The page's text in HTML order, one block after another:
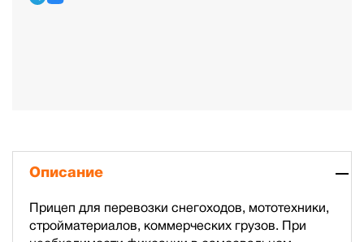
Описание
Прицеп для перевозки снегоходов, мототехники,
стройматериалов, коммерческих грузов. При